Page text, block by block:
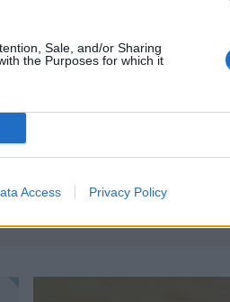
Sale, and/or Sharing
the Purposes for which it
Access Privacy Policy
Στήθους, Non Touch -